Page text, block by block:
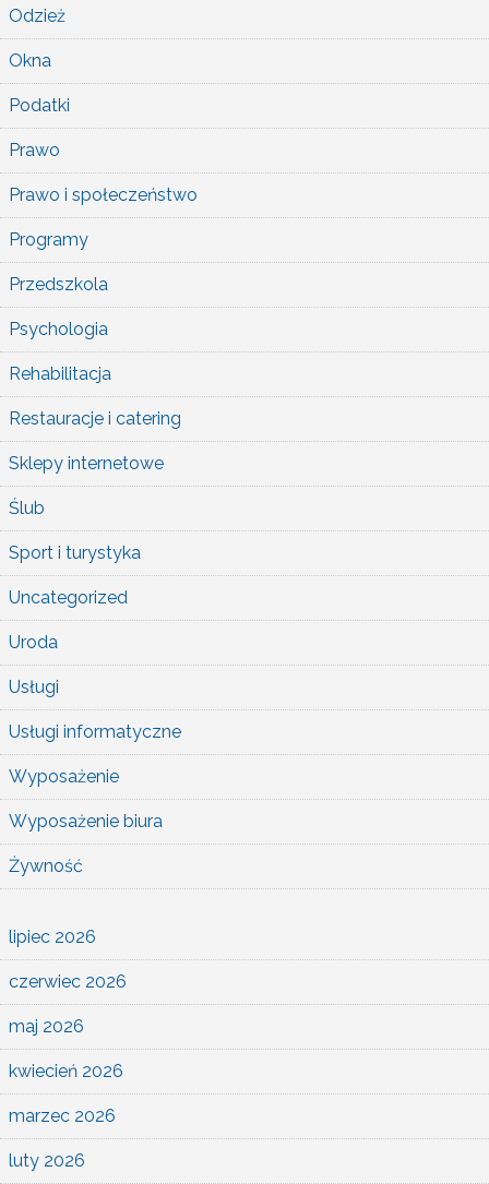
Odzież
Okna
Podatki
Prawo
Prawo i społeczeństwo
Programy
Przedszkola
Psychologia
Rehabilitacja
Restauracje i catering
Sklepy internetowe
Ślub
Sport i turystyka
Uncategorized
Uroda
Usługi
Usługi informatyczne
Wyposażenie
Wyposażenie biura
Żywność
lipiec 2026
czerwiec 2026
maj 2026
kwiecień 2026
marzec 2026
luty 2026